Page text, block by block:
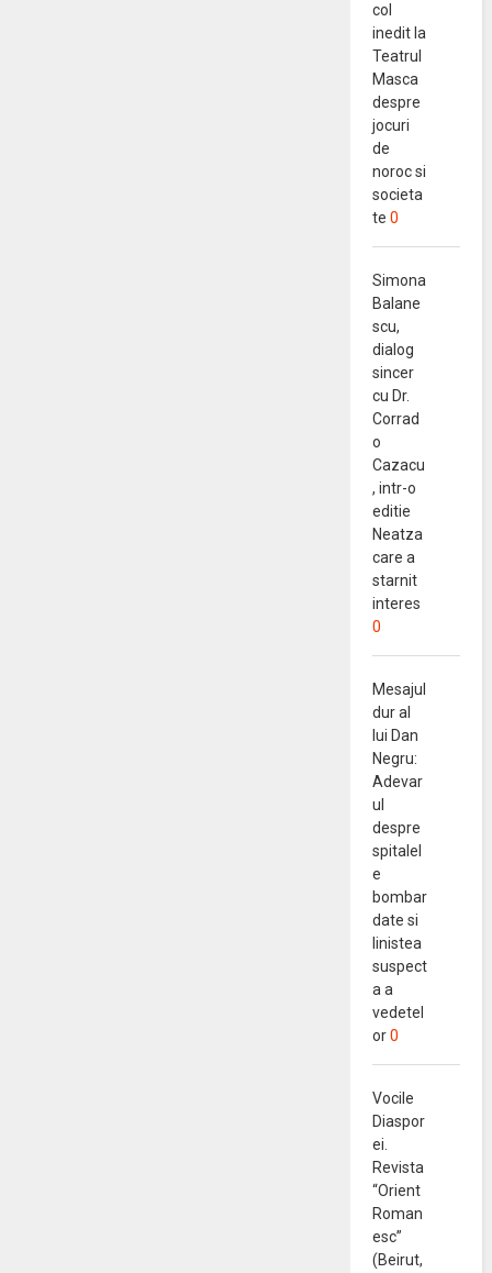
col
inedit la
Teatrul
Masca
despre
jocuri
de
noroc si
societa
te 0
Simona
Balane
scu,
dialog
sincer
cu Dr.
Corrad
o
Cazacu
, intr-o
editie
Neatza
care a
starnit
interes
0
Mesajul
dur al
lui Dan
Negru:
Adevar
ul
despre
spitalel
e
bombar
date si
linistea
suspect
a a
vedetel
or 0
Vocile
Diaspor
ei.
Revista
“Orient
Roman
esc”
(Beirut,